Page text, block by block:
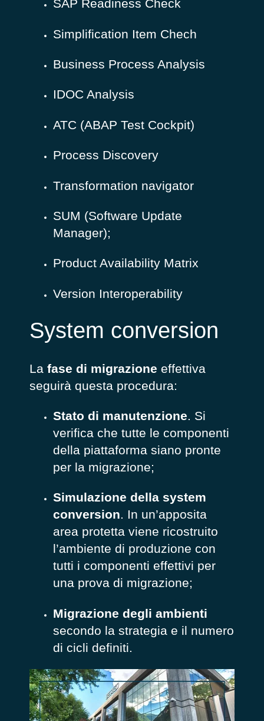
SAP Readiness Check
Simplification Item Chech
Business Process Analysis
IDOC Analysis
ATC (ABAP Test Cockpit)
Process Discovery
Transformation navigator
SUM (Software Update
Manager);
Product Availability Matrix
Version Interoperability
System conversion
La fase di migrazione effettiva
seguirà questa procedura:
Stato di manutenzione. Si
verifica che tutte le componenti
della piattaforma siano pronte
per la migrazione;
Simulazione della system
conversion. In un’apposita
area protetta viene ricostruito
l’ambiente di produzione con
tutti i componenti effettivi per
una prova di migrazione;
Migrazione degli ambienti
secondo la strategia e il numero
di cicli definiti.